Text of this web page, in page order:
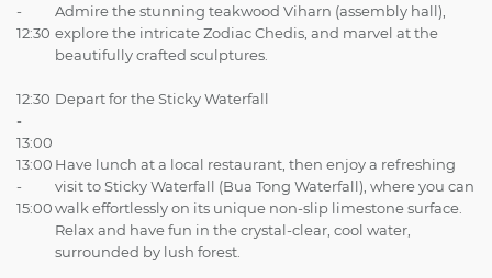
-
12:30
Admire the stunning teakwood Viharn (assembly hall),
explore the intricate Zodiac Chedis, and marvel at the
beautifully crafted sculptures.
12:30
-
13:00
Depart for the Sticky Waterfall
13:00
-
15:00
Have lunch at a local restaurant, then enjoy a refreshing
visit to Sticky Waterfall (Bua Tong Waterfall), where you can
walk effortlessly on its unique non-slip limestone surface.
Relax and have fun in the crystal-clear, cool water,
surrounded by lush forest.